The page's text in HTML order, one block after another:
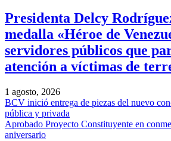
Presidenta Delcy
medalla «Héroe de
servidores públicos que
atención a víctimas de
1 agosto, 2026
BCV inició entrega de piezas del nuevo
pública y privada
Aprobado Proyecto Constituyente en
aniversario